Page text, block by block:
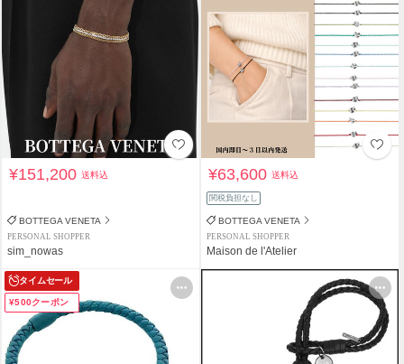
¥151,200送料込
BOTTEGA VENETA
PERSONAL SHOPPER
sim_nowas
¥63,600送料込
関税負担なし
BOTTEGA VENETA
PERSONAL SHOPPER
Maison de l'Atelier
タイムセール
¥500クーポン